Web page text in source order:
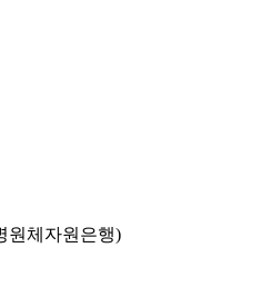
원체자원은행)